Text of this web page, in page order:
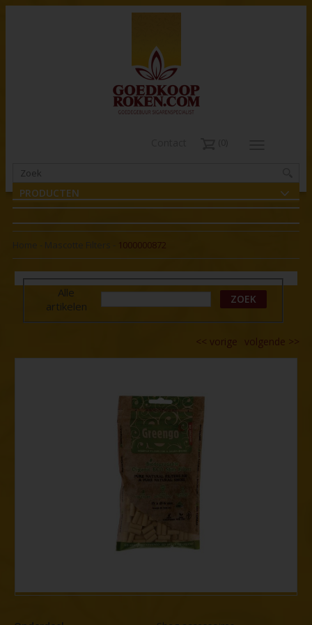
PRODUCTEN
1000000872
Alle
artikelen
ZOEK
volgende >>
<< vorige